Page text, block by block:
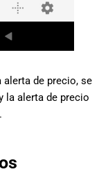
de precio, se
la alerta de precio